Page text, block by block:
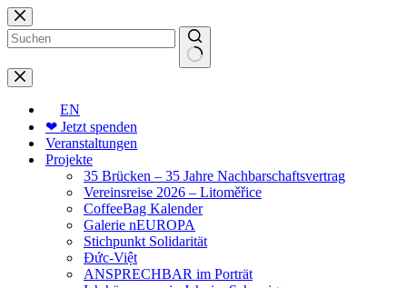
Zum
Inhalt
springen
Keine
Ergebnisse
EN
❤ Jetzt spenden
Veranstaltungen
Projekte
35 Brücken – 35 Jahre Nachbarschaftsvertrag
Vereinsreise 2026 – Litoměřice
CoffeeBag Kalender
Galerie nEUROPA
Stichpunkt Solidarität
Đức-Việt
ANSPRECHBAR im Porträt